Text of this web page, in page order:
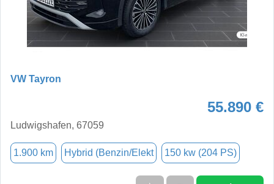
VW Tayron
55.890 €
Ludwigshafen, 67059
1.900 km Hybrid (Benzin/Elekt 150 kw (204 PS)